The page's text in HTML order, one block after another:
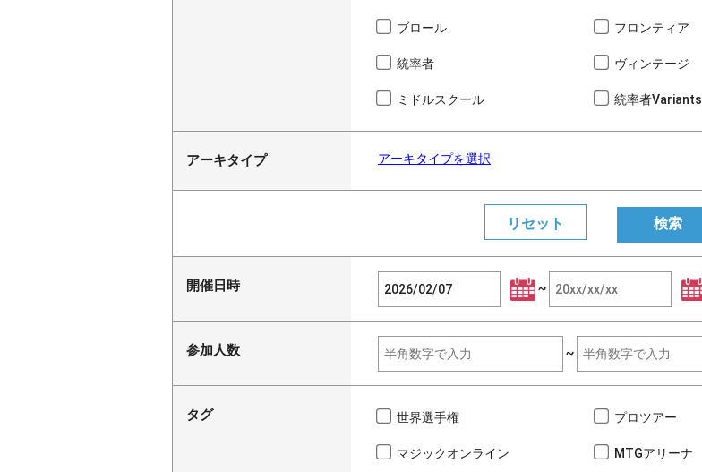
ブロール フロンティア
統率者 ヴィンテージ
ミドルスクール 統率者Variants
アーキタイプ アーキタイプを選択
開催日時 ~
参加人数 ~
タグ 世界選手権 プロツアー
マジックオンライン MTGアリーナ